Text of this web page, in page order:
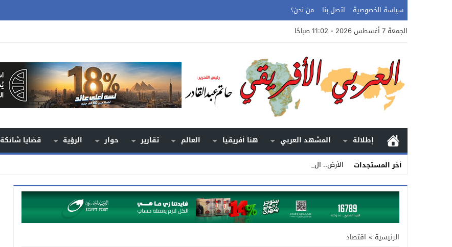
سياسة الخصوصية اتصل بنا
من نحن؟
الجمعة 7 أغسطس 2026 - 11:02 صباحًا
إطلالة المشهد العربي هنا أفريقيا العالم تقارير حوار الرؤية قضايا شائكة
أخر المستجدات
الأرض.. الحكاية الكاملة (٣- _
Stop
Previous
Next
الرئيسية » اقتصاد